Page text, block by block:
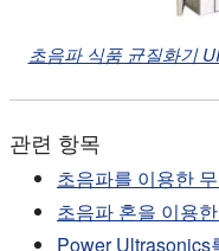
초음파 식품 균질화기
관련 항목
초음파를 이용한
초음파 혼을 이용
Power Ultrasonics